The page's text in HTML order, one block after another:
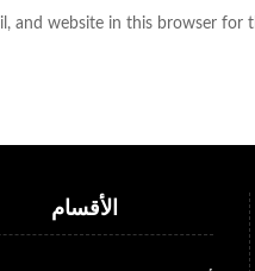
and website in this browser for
الأقسام